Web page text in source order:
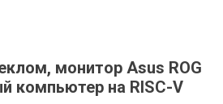
монитор Asus ROG
компьютер на RISC-V